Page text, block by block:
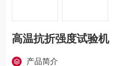
高温抗折强度试验机
产品简介